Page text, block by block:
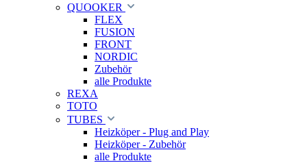
QUOOKER
FLEX
FUSION
FRONT
NORDIC
Zubehör
alle Produkte
REXA
TOTO
TUBES
Heizköper - Plug and Play
Heizköper - Zubehör
alle Produkte